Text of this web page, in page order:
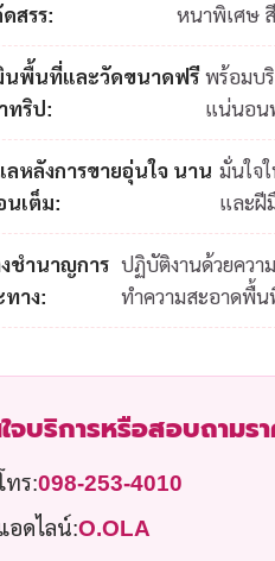
สรร:
หนาพิเศษ
นพื้นที่และวัดขนาดฟรี
ทริป:
พร้อมบ
แน่นอน
ลหลังการขายอุ่นใจ นาน
นเต็ม:
มั่นใจ
และฝี
ชำนาญการ
ทาง:
ปฏิบัติงานด้วยควา
ทำความสะอาดพื้น
จบริการหรือสอบถามร
ทร:098-253-4010
อดไลน์:O.OLA